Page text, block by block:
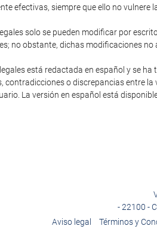
efectivas, siempre que ello no vulnere
solo se pueden modificar por
no obstante, dichas modificaciones
está redactada en español y se
o discrepancias entre
La versión en español está
- 22100 -
Aviso legal Términos y